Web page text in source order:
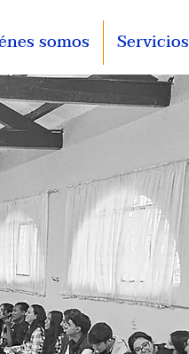
somos Servicios